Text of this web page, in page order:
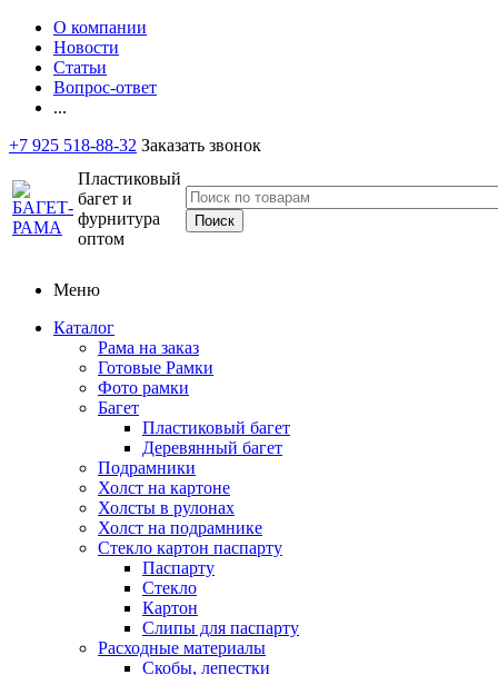
О компании
Новости
Статьи
Вопрос-ответ
...
+7 925 518-88-32 Заказать звонок
Пластиковый
багет и
фурнитура
оптом
Меню
Каталог
Рама на заказ
Готовые Рамки
Фото рамки
Багет
Пластиковый багет
Деревянный багет
Подрамники
Холст на картоне
Холсты в рулонах
Холст на подрамнике
Стекло картон паспарту
Паспарту
Стекло
Картон
Слипы для паспарту
Расходные материалы
Скобы, лепестки